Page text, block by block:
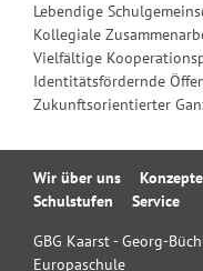
Lebendige
Kollegiale
Vielfältige
Identitätsfördernde
Zukunftsorientierter
Navigation
überspringen
Wir über uns Konzepte
Schulstufen
Service
GBG Kaarst - Georg-
Europaschule